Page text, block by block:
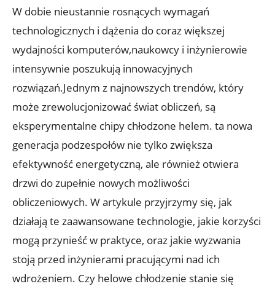
W dobie nieustannie rosnących wymagań
technologicznych⁤ i dążenia do ⁣coraz większej
wydajności komputerów,naukowcy i⁤ inżynierowie​
intensywnie ⁤poszukują innowacyjnych
rozwiązań.Jednym z najnowszych trendów, który
może zrewolucjonizować świat obliczeń, są
eksperymentalne ‌chipy chłodzone helem. ta nowa
generacja podzespołów nie tylko zwiększa
efektywność energetyczną, ale ⁤również otwiera
drzwi do zupełnie nowych możliwości
obliczeniowych. W artykule przyjrzymy⁢ się, jak
działają te zaawansowane⁤ technologie, jakie korzyści
mogą przynieść w praktyce, oraz jakie wyzwania
stoją przed inżynierami pracującymi nad ich
wdrożeniem. Czy helowe chłodzenie stanie się